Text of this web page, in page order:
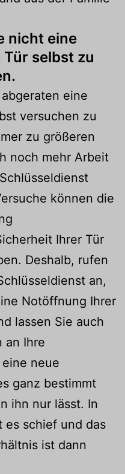
nicht eine
selbst zu
eine
versuchen zu
zu größeren
noch mehr Arbeit
können die
Ihrer Tür
Deshalb, rufen
an,
Notöffnung Ihrer
lassen Sie auch
an Ihre
neue
ganz bestimmt
ihn nur lässt. In
es schief und das
ist dann